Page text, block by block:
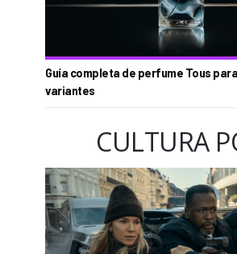
Guía completa de perfume Tous
variantes
CULTURA